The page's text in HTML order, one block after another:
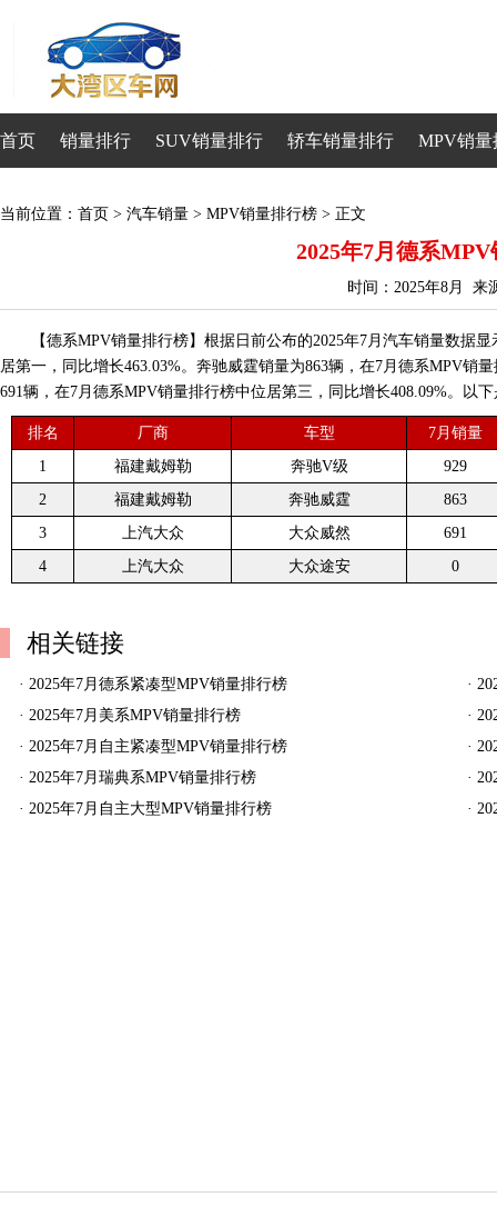
首页 销量排行 SUV销量排行 轿车销量排行 MPV销量
当前位置： 首页 > 汽车销量 > MPV销量排行榜 > 正文
2025年7月德系
时间：2025年8月 来
【德系MPV销量排行榜】根据日前公布的2025年7月汽车销量数据
居第一，同比增长463.03%。奔驰威霆销量为863辆，在7月德系MPV销
691辆，在7月德系MPV销量排行榜中位居第三，同比增长408.09%。以
排名 厂商 车型
7月销量
1
福建戴姆勒 奔驰V级
929
2
福建戴姆勒 奔驰威霆
863
3
上汽大众 大众威然
691
4
上汽大众 大众途安 0
相关链接
· 2025年7月德系紧凑型MPV销量排行榜 ·
· 2025年7月美系MPV销量排行榜 ·
· 2025年7月自主紧凑型MPV销量排行榜 ·
· 2025年7月瑞典系MPV销量排行榜 ·
· 2025年7月自主大型MPV销量排行榜 ·